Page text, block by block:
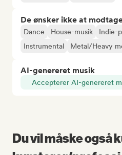
De ønsker ikke at
Dance House-musik Indie-
Instrumental
Metal/Heavy
AI-genereret musik
Accepterer AI-genereret
Du vil måske også